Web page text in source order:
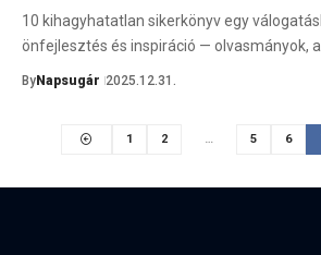
10 kihagyhatatlan sikerkönyv egy
önfejlesztés és inspiráció — olvasmányok,
ByNapsugár 2025.12.31.
1 2 … 5 6